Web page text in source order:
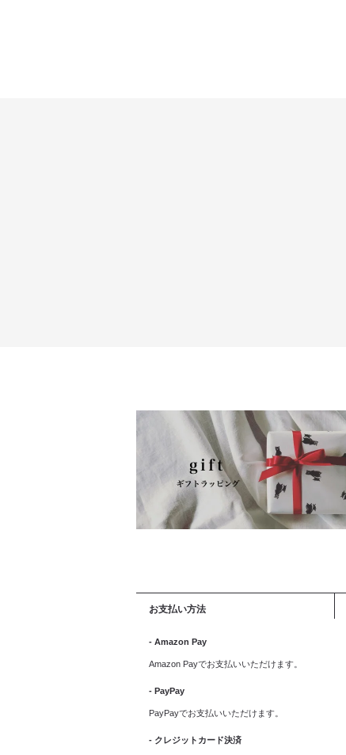
お支払い方法
- Amazon Pay
Amazon Payでお支払いいただけます。
- PayPay
PayPayでお支払いいただけます。
- クレジットカード決済